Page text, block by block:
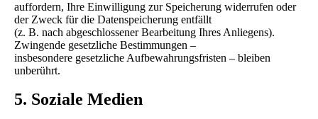
auffordern, Ihre Einwilligung zur Speicherung widerrufen oder
der Zweck für die Datenspeicherung entfällt
(z. B. nach abgeschlossener Bearbeitung Ihres Anliegens).
Zwingende gesetzliche Bestimmungen –
insbesondere gesetzliche Aufbewahrungsfristen – bleiben
unberührt.
5. Soziale Medien